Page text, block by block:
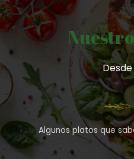
Desde
Algunos platos que